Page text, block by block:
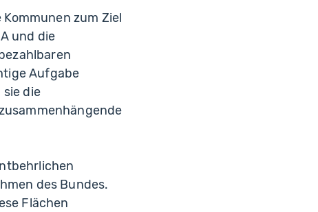
zum Ziel
und die
Aufgabe
die
des Bundes.
Flächen